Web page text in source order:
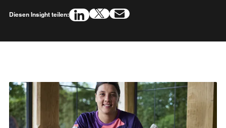
Diesen Insight teilen: